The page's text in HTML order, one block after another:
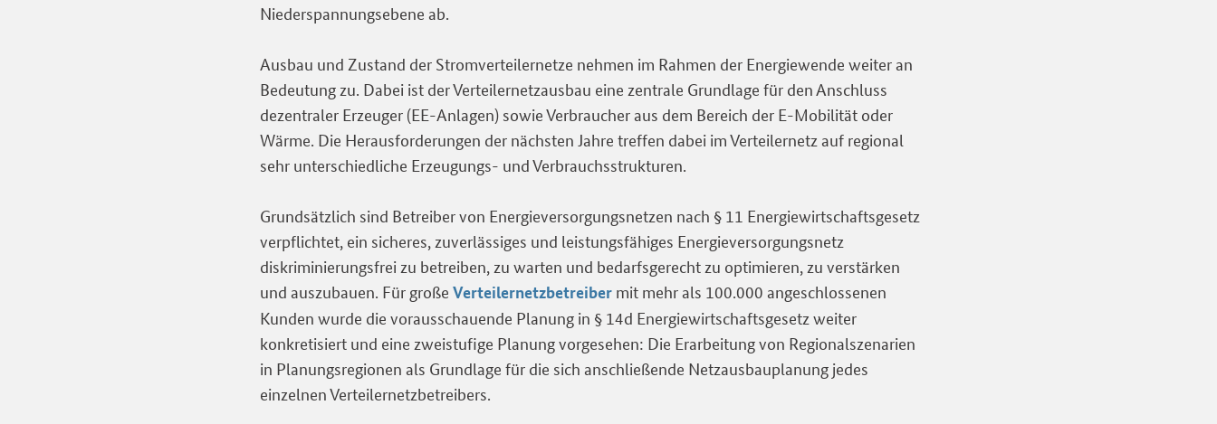
Niederspannungsebene ab.
Ausbau und Zustand der Stromverteilernetze nehmen im Rahmen der Energiewende weiter an
Bedeutung zu. Dabei ist der Verteilernetzausbau eine zentrale Grundlage für den Anschluss
dezentraler Erzeuger (EE-Anlagen) sowie Verbraucher aus dem Bereich der E-Mobilität oder
Wärme. Die Herausforderungen der nächsten Jahre treffen dabei im Verteilernetz auf regional
sehr unterschiedliche Erzeugungs- und Verbrauchsstrukturen.
Grundsätzlich sind Betreiber von Energieversorgungsnetzen nach § 11 Energiewirtschaftsgesetz
verpflichtet, ein sicheres, zuverlässiges und leistungsfähiges Energieversorgungsnetz
diskriminierungsfrei zu betreiben, zu warten und bedarfsgerecht zu optimieren, zu verstärken
und auszubauen. Für große Verteilernetzbetreiber mit mehr als 100.000 angeschlossenen
Kunden wurde die vorausschauende Planung in § 14d Energiewirtschaftsgesetz weiter
konkretisiert und eine zweistufige Planung vorgesehen: Die Erarbeitung von Regionalszenarien
in Planungsregionen als Grundlage für die sich anschließende Netzausbauplanung jedes
einzelnen Verteilernetzbetreibers.